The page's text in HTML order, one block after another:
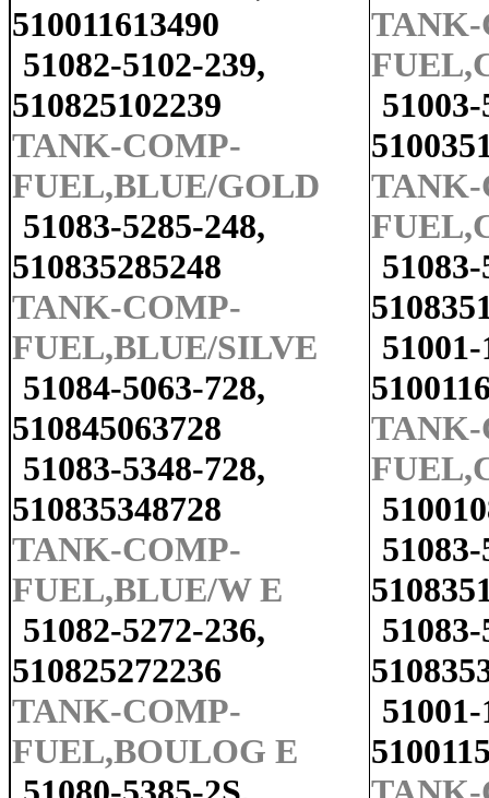
510011613490
51082-5102-239,
510825102239
TANK-COMP-
FUEL,BLUE/GOLD
51083-5285-248,
510835285248
TANK-COMP-
FUEL,BLUE/SILVE
51084-5063-728,
510845063728
51083-5348-728,
510835348728
TANK-COMP-
FUEL,BLUE/W E
51082-5272-236,
510825272236
TANK-COMP-
FUEL,BOULOG E